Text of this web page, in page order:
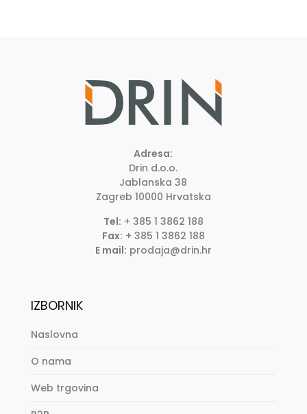
Adresa:
Drin d.o.o.
Jablanska 38
Zagreb 10000 Hrvatska
Tel: + 385 1 3862 188
Fax: + 385 1 3862 188
E mail: prodaja@drin.hr
IZBORNIK
Naslovna
O nama
Web trgovina